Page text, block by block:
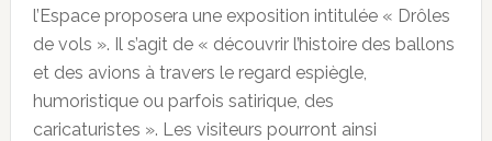
l’Espace proposera une exposition intitulée « Drôles
de vols ». Il s’agit de « découvrir l’histoire des ballons
et des avions à travers le regard espiègle,
humoristique ou parfois satirique, des
caricaturistes ». Les visiteurs pourront ainsi